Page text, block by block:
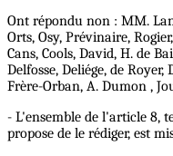
Ont répondu non : MM.
Orts, Osy, Prévinaire,
Cans, Cools, David, H. de
Delfosse, Deliége, de
Frère-Orban, A. Dumon ,
- L'ensemble de l'article 8,
propose de le rédiger, est